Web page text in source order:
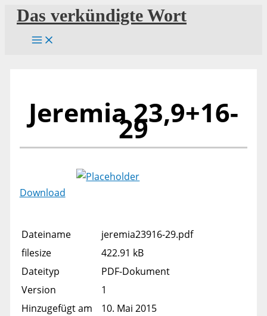
Zum
Inhalt
springen
Das verkündigte Wort
Jeremia 23,9+16-
29
Download
Dateiname
jeremia23916-29.pdf
filesize
422.91 kB
Dateityp
PDF-Dokument
Version
1
Hinzugefügt am
10. Mai 2015